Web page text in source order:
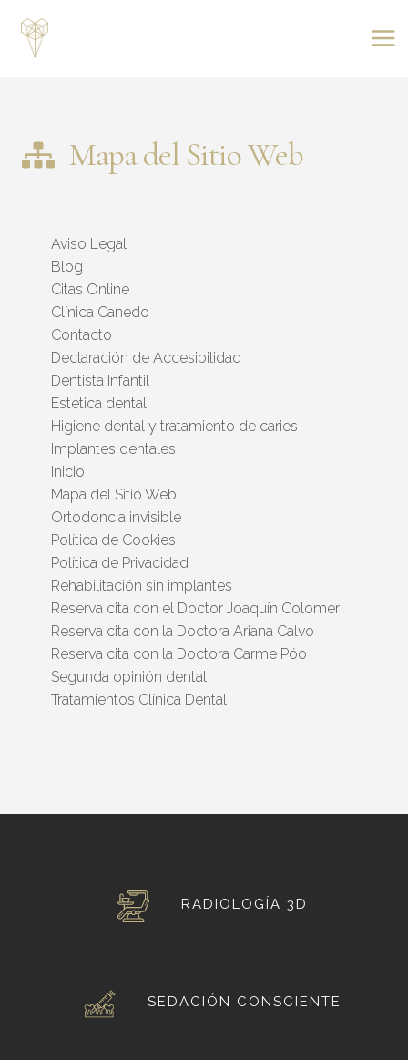
contenido
Mapa del Sitio Web
Aviso Legal
Blog
Citas Online
Clínica Canedo
Contacto
Declaración de Accesibilidad
Dentista Infantil
Estética dental
Higiene dental y tratamiento de caries
Implantes dentales
Inicio
Mapa del Sitio Web
Ortodoncia invisible
Política de Cookies
Política de Privacidad
Rehabilitación sin implantes
Reserva cita con el Doctor Joaquín Colomer
Reserva cita con la Doctora Ariana Calvo
Reserva cita con la Doctora Carme Póo
Segunda opinión dental
Tratamientos Clínica Dental
RADIOLOGÍA 3D
SEDACIÓN CONSCIENTE